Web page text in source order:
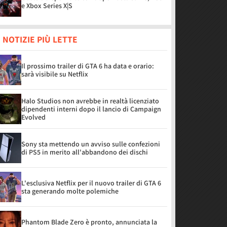
e Xbox Series X|S
NOTIZIE PIÙ LETTE
Il prossimo trailer di GTA 6 ha data e orario:
sarà visibile su Netflix
Halo Studios non avrebbe in realtà licenziato
dipendenti interni dopo il lancio di Campaign
Evolved
Sony sta mettendo un avviso sulle confezioni
di PS5 in merito all'abbandono dei dischi
L'esclusiva Netflix per il nuovo trailer di GTA 6
sta generando molte polemiche
Phantom Blade Zero è pronto, annunciata la